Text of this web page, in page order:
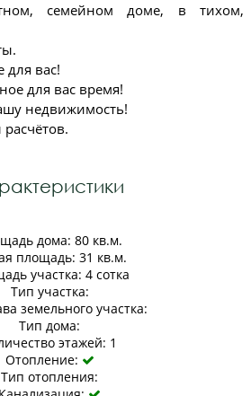
семейном доме, в тихом,
для вас!
для вас время!
недвижимость!
дома: 80 кв.м.
площадь: 31 кв.м.
участка: 4 сотка
Тип участка:
земельного участка:
Тип дома:
этажей: 1
Отопление: 
Тип отопления: